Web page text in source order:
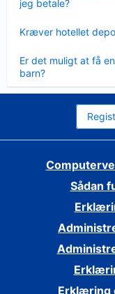
jeg betale?
Kræver hotellet
Er det muligt at få
barn?
Sådan
Erklæring